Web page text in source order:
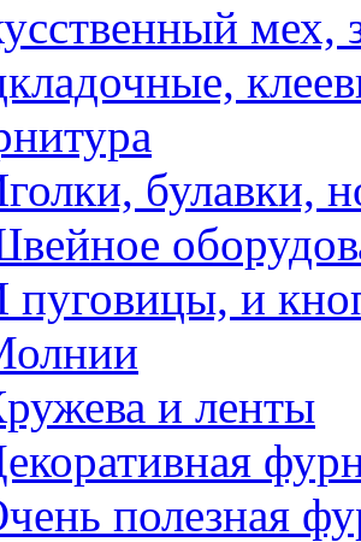
мех,
булавки,
пуговицы, и
и ленты
полезная